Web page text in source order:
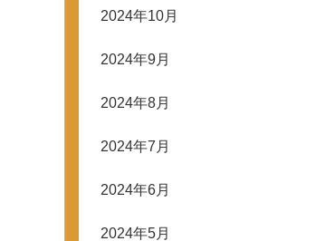
2024年10月
2024年9月
2024年8月
2024年7月
2024年6月
2024年5月